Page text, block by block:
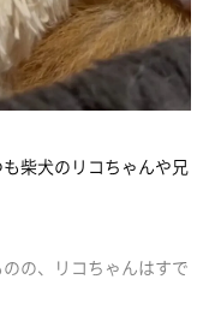
柴犬のリコちゃんや兄
の、リコちゃんはすで